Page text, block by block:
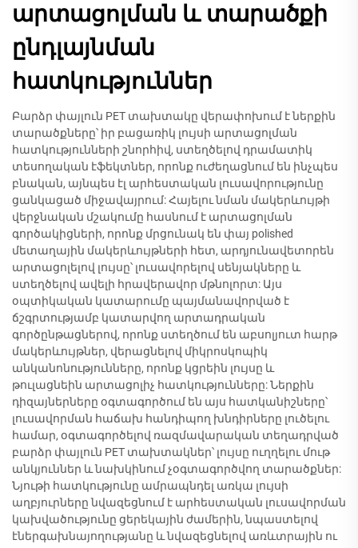
արտացոլման և տարածքի
ընդլայնման
հատկություններ
Բարձր փայլուն PET տախտակը վերափոխում է ներքին
տարածքները՝ իր բացառիկ լույսի արտացոլման
հատկությունների շնորհիվ, ստեղծելով դրամատիկ
տեսողական էֆեկտներ, որոնք ուժեղացնում են ինչպես
բնական, այնպես էլ արհեստական լուսավորությունը
ցանկացած միջավայրում: Հայելու նման մակերևույթի
վերջնական մշակումը հասնում է արտացոլման
գործակիցների, որոնք մրցունակ են փայ polished
մետաղային մակերևույթների հետ, արդյունավետորեն
արտացոլելով լույսը՝ լուսավորելով սենյակները և
ստեղծելով ավելի հրավերավոր մթնոլորտ: Այս
օպտիկական կատարումը պայմանավորված է
ճշգրտությամբ կատարվող արտադրական
գործընթացներով, որոնք ստեղծում են աբսոլյուտ հարթ
մակերևույթներ, վերացնելով միկրոսկոպիկ
անկանոնությունները, որոնք կցրեին լույսը և
թուլացնեին արտացոլիչ հատկությունները: Ներքին
դիզայներները օգտագործում են այս հատկանիշները՝
լուսավորման հաճախ հանդիպող խնդիրները լուծելու
համար, օգտագործելով ռազմավարական տեղադրված
բարձր փայլուն PET տախտակներ՝ լույսը ուղղելու մութ
անկյուններ և նախկինում չօգտագործվող տարածքներ:
Նյութի հատկությունը ամրապնդել առկա լույսի
աղբյուրները նվազեցնում է արհեստական լուսավորման
կախվածությունը ցերեկային ժամերին, նպաստելով
էներգախնայողությանը և նվազեցնելով առևտրային ու